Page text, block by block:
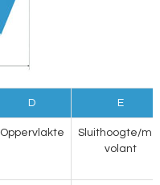
D E
Oppervlakte
Sluithoogte/
volant